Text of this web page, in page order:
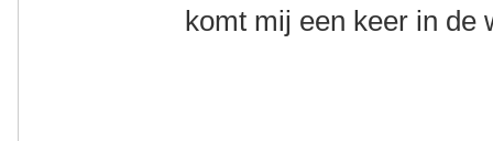
komt mij een keer in de